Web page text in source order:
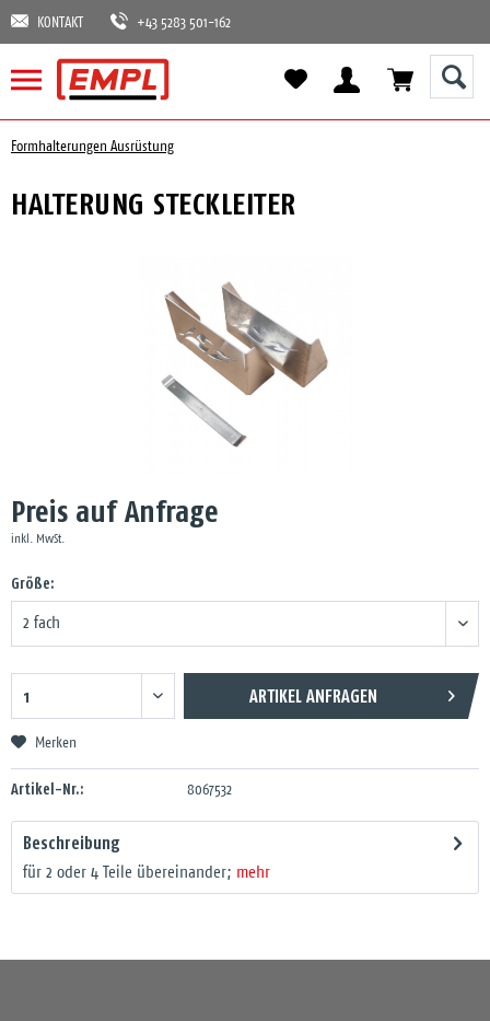
KONTAKT +43 5283 501-162
Formhalterungen Ausrüstung
HALTERUNG STECKLEITER
Preis auf Anfrage
inkl. MwSt.
Größe:
ARTIKEL ANFRAGEN
Merken
Artikel-Nr.: 8067532
Beschreibung
für 2 oder 4 Teile übereinander; mehr